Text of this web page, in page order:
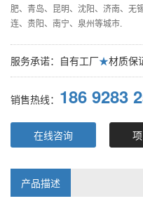
肥、青岛、昆明、沈阳、济南、无
连、贵阳、南宁、泉州等城市.
服务承诺：自有工厂★材质保
销售热线： 186 9283
在线咨询
产品描述